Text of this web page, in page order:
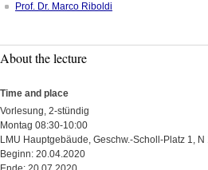
Prof. Dr. Marco Riboldi
About the lecture
Time and place
Vorlesung, 2-stündig
Montag 08:30-10:00
LMU Hauptgebäude, Geschw.-Scholl-Platz 1, N
Beginn: 20.04.2020